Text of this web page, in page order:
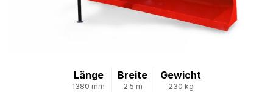
Länge
1380 mm
Breite
2.5 m
Gewicht
230 kg